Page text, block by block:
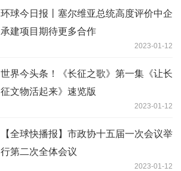
环球今日报丨塞尔维亚总统高度评价中企
承建项目期待更多合作
2023-01-12
世界今头条！《长征之歌》第一集《让长
征文物活起来》速览版
2023-01-12
【全球快播报】市政协十五届一次会议举
行第二次全体会议
2023-01-12